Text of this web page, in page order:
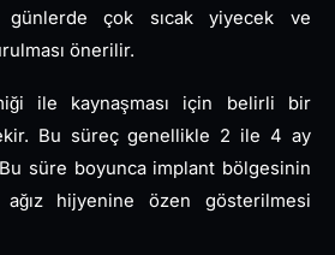
günlerde çok sıcak yiyecek ve
önerilir.
ile kaynaşması için belirli bir
Bu süreç genellikle 2 ile 4 ay
süre boyunca implant bölgesinin
hijyenine özen gösterilmesi